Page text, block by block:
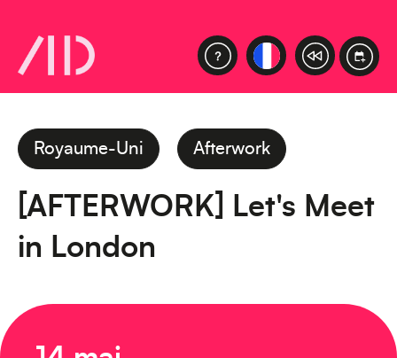
Royaume-Uni Afterwork
[AFTERWORK] Let's Meet
in London